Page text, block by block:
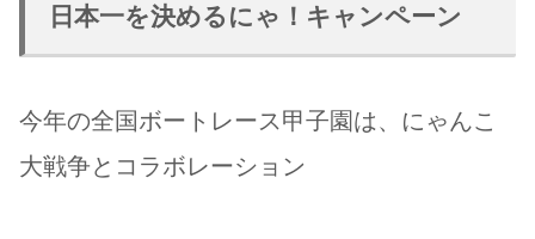
日本一を決めるにゃ！キャンペーン
今年の全国ボートレース甲子園は、にゃんこ
大戦争とコラボレーション